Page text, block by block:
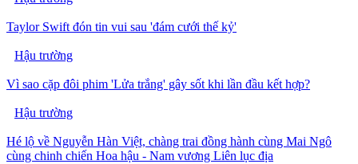
Taylor Swift đón tin vui sau 'đám cưới thế kỷ'
Hậu trường
Vì sao cặp đôi phim 'Lửa trắng' gây sốt khi lần đầu kết hợp?
Hậu trường
Hé lộ về Nguyễn Hàn Việt, chàng trai đồng hành cùng Mai Ngô
cùng chinh chiến Hoa hậu - Nam vương Liên lục địa